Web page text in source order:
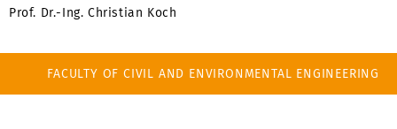
Prof. Dr.-Ing. Christian Koch
FACULTY OF CIVIL AND ENVIRONMENTAL ENGINEERING